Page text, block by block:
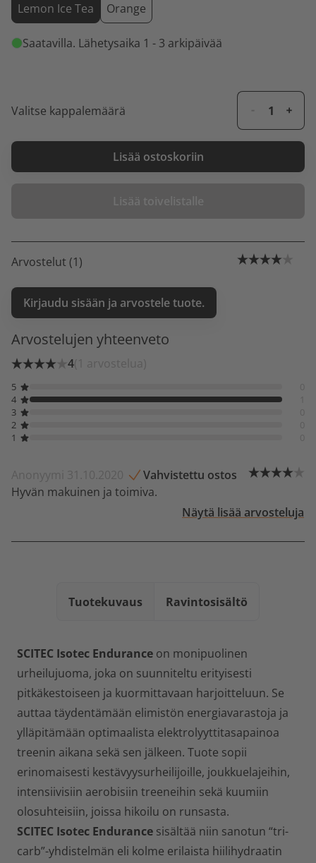
Lemon Ice Tea
Orange
Saatavilla. Lähetysaika 1 - 3 arkipäivää
Valitse kappalemäärä
Lisää ostoskoriin
Lisää toivelistalle
Arvostelut (1)
Kirjaudu sisään ja arvostele tuote.
Arvostelujen yhteenveto
4(1 arvostelua)
5
4
3
2
1
Anonyymi 31.10.2020
Vahvistettu ostos
Hyvän makuinen ja toimiva.
Näytä lisää arvosteluja
Tuotekuvaus Ravintosisältö
SCITEC Isotec Endurance on monipuolinen
urheilujuoma, joka on suunniteltu erityisesti
pitkäkestoiseen ja kuormittavaan harjoitteluun. Se
auttaa täydentämään elimistön energiavarastoja ja
ylläpitämään optimaalista elektrolyyttitasapainoa
treenin aikana sekä sen jälkeen. Tuote sopii
erinomaisesti kestävyysurheilijoille, joukkuelajeihin,
intensiivisiin aerobisiin treeneihin sekä kuumiin
olosuhteisiin, joissa hikoilu on runsasta.
SCITEC Isotec Endurance sisältää niin sanotun “tri-
carb”-yhdistelmän eli kolme erilaista hiilihydraatin